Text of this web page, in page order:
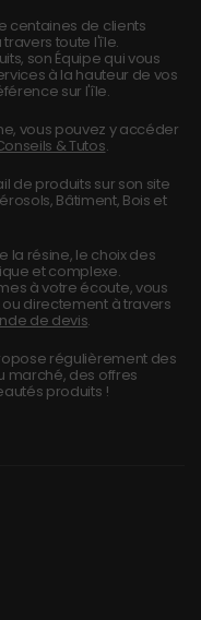
centaines de clients
toute l'île.
son Équipe qui vous
à la hauteur de vos
sur l'île.
vous pouvez y accéder
& Tutos.
de produits sur son site
Bâtiment, Bois et
la résine, le choix des
et complexe.
à votre écoute, vous
ou directement à travers
de devis.
régulièrement des
marché, des offres
produits !